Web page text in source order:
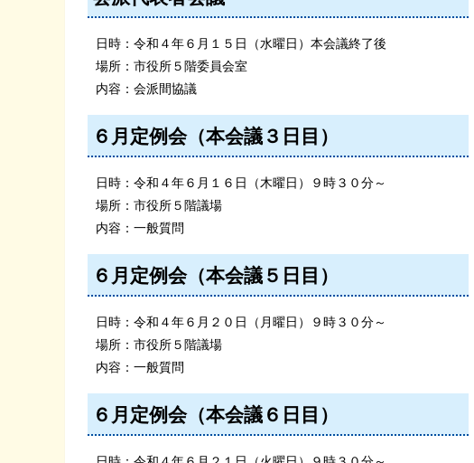
日時：令和４年６月１５日（水曜日）本会議終了後
場所：市役所５階委員会室
内容：会派間協議
６月定例会（本会議３日目）
日時：令和４年６月１６日（木曜日）９時３０分～
場所：市役所５階議場
内容：一般質問
６月定例会（本会議５日目）
日時：令和４年６月２０日（月曜日）９時３０分～
場所：市役所５階議場
内容：一般質問
６月定例会（本会議６日目）